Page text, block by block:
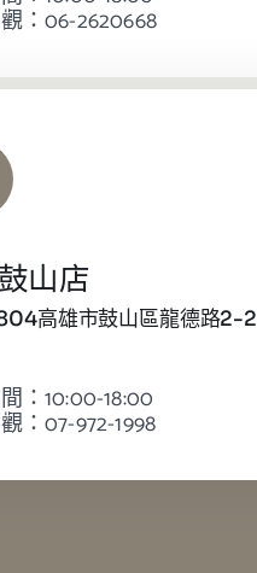
：06-2620668
山店
高雄市鼓山區龍德路2-2
：10:00-18:00
：07-972-1998